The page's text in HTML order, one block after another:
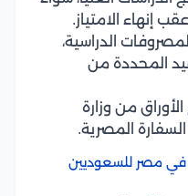
عقب إنهاء الامتياز.
الدراسية،
المحددة من
من وزارة
المصرية.
في مصر للسعوديين